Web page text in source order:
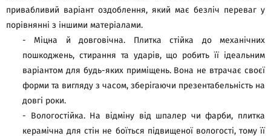
привабливий варіант оздоблення, який має безліч переваг у
порівнянні з іншими матеріалами.
- Міцна й довговічна. Плитка стійка до механічних
пошкоджень, стирання та ударів, що робить її ідеальним
варіантом для будь-яких приміщень. Вона не втрачає своєї
форми та вигляду з часом, зберігаючи презентабельність на
довгі роки.
- Вологостійка. На відміну від шпалер чи фарби, плитка
керамічна для стін не боїться підвищеної вологості, тому її